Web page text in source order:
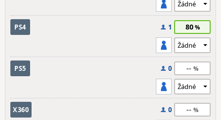
PS4 1 80
PS5 0 --
X360 0 --